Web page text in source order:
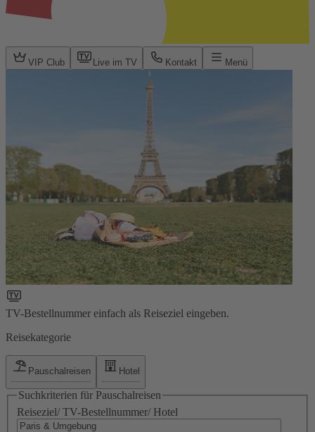
VIP Club Live im TV Kontakt Menü
TV-Bestellnummer einfach als Reiseziel eingeben.
Reisekategorie
Pauschalreisen Hotel
Suchkriterien für Pauschalreisen
Reiseziel/ TV-Bestellnummer/ Hotel